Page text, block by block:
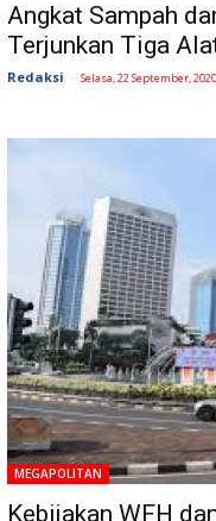
Angkat Sampah
Terjunkan Tiga
Redaksi - Selasa, 22 September,
MEGAPOLITAN
Kebijakan WFH